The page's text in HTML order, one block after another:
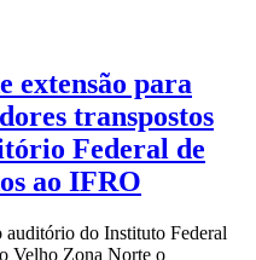
extensão para
transpostos
Federal de
ao IFRO
do Instituto Federal
Velho Zona Norte o